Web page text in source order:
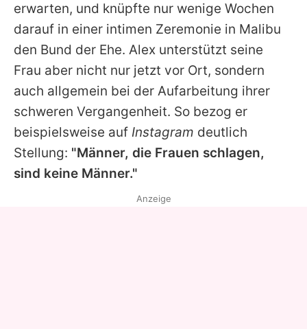
erwarten, und knüpfte nur wenige Wochen
darauf in einer intimen Zeremonie in Malibu
den Bund der Ehe. Alex unterstützt seine
Frau aber nicht nur jetzt vor Ort, sondern
auch allgemein bei der Aufarbeitung ihrer
schweren Vergangenheit. So bezog er
beispielsweise auf Instagram deutlich
Stellung: "Männer, die Frauen schlagen,
sind keine Männer."
Anzeige